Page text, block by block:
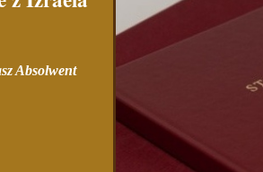
Absolwent